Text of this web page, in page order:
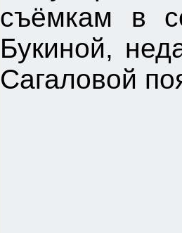
съёмкам в
Букиной,
Сагаловой